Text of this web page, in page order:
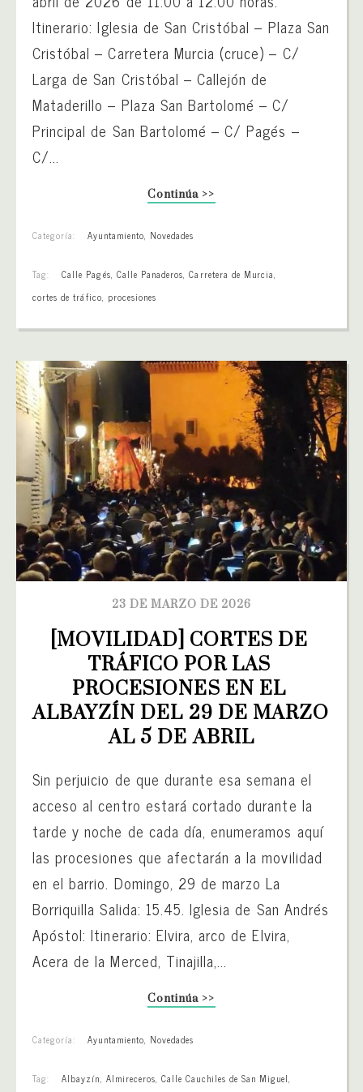
Itinerario: Iglesia de San Cristóbal – Plaza San
Cristóbal – Carretera Murcia (cruce) – C/
Larga de San Cristóbal – Callejón de
Mataderillo – Plaza San Bartolomé – C/
Principal de San Bartolomé – C/ Pagés –
C/...
Continúa >>
Categoría: Ayuntamiento, Novedades
Tag: Calle Pagés, Calle Panaderos,Carretera de Murcia,
cortes de tráfico, procesiones
23 DE MARZO DE 2026
[MOVILIDAD] CORTES DE
TRÁFICO POR LAS
PROCESIONES EN EL
ALBAYZÍN DEL 29 DE MARZO
AL 5 DE ABRIL
Sin perjuicio de que durante esa semana el
acceso al centro estará cortado durante la
tarde y noche de cada día, enumeramos aquí
las procesiones que afectarán a la movilidad
en el barrio. Domingo, 29 de marzo La
Borriquilla Salida: 15.45. Iglesia de San Andrés
Apóstol: Itinerario: Elvira, arco de Elvira,
Acera de la Merced, Tinajilla,...
Continúa >>
Categoría: Ayuntamiento, Novedades
Tag: Albayzín, Almireceros,Calle Cauchiles de San Miguel,